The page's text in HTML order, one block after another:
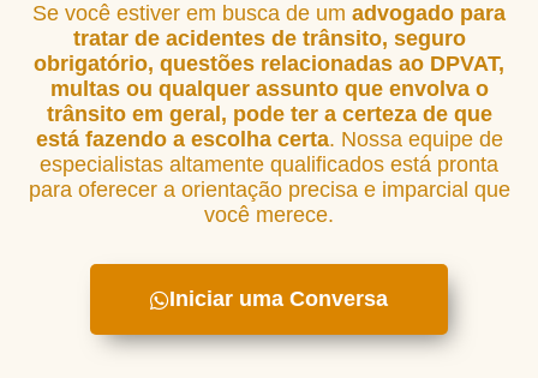
Se você estiver em busca de um advogado para
tratar de acidentes de trânsito, seguro
obrigatório, questões relacionadas ao DPVAT,
multas ou qualquer assunto que envolva o
trânsito em geral, pode ter a certeza de que
está fazendo a escolha certa. Nossa equipe de
especialistas altamente qualificados está pronta
para oferecer a orientação precisa e imparcial que
você merece.
Iniciar uma Conversa